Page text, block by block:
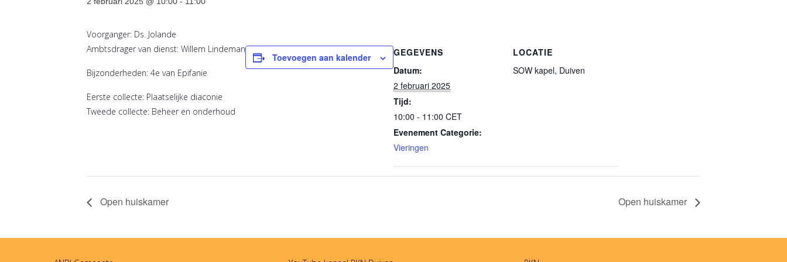
Voorganger: Ds. Jolande
Ambtsdrager van dienst: Willem Lindeman
Bijzonderheden: 4e van Epifanie
Eerste collecte: Plaatselijke diaconie
Tweede collecte: Beheer en onderhoud
Toevoegen aan kalender
GEGEVENS
Datum:
2 februari 2025
Tijd:
10:00 - 11:00 CET
Evenement Categorie:
Vieringen
LOCATIE
SOW kapel, Duiven
Open huiskamer Open huiskamer